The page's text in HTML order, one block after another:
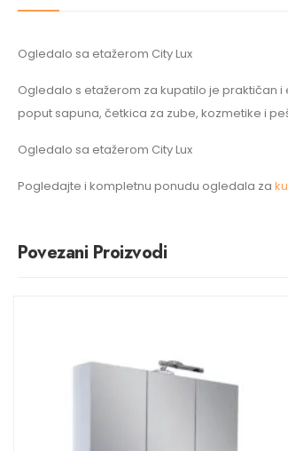
Ogledalo sa etažerom City Lux
Ogledalo s etažerom za kupatilo je praktičan
poput sapuna, četkica za zube, kozmetike i
Ogledalo sa etažerom City Lux
Pogledajte i kompletnu ponudu ogledala za
Povezani Proizvodi